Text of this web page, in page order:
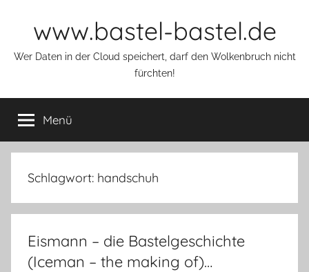
www.bastel-bastel.de
Wer Daten in der Cloud speichert, darf den Wolkenbruch nicht
fürchten!
Menü
Schlagwort: handschuh
Eismann – die Bastelgeschichte
(Iceman – the making of)…